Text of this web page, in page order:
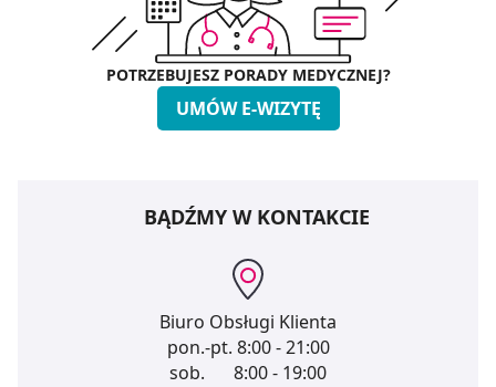
POTRZEBUJESZ PORADY MEDYCZNEJ?
UMÓW E-WIZYTĘ
BĄDŹMY W KONTAKCIE
Biuro Obsługi Klienta
pon.-pt. 8:00 - 21:00
sob.
8:00 - 19:00